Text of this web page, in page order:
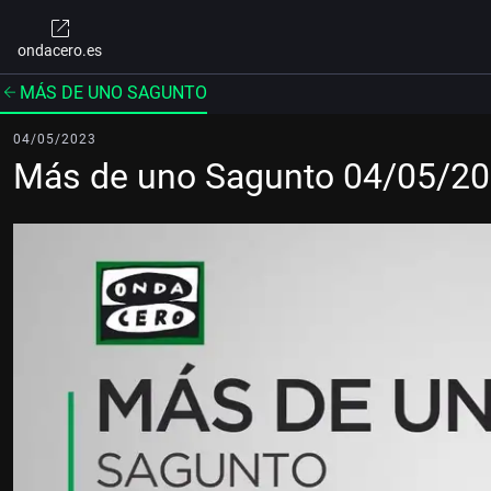
ondacero.es
MÁS DE UNO SAGUNTO
04/05/2023
Más de uno Sagunto 04/05/